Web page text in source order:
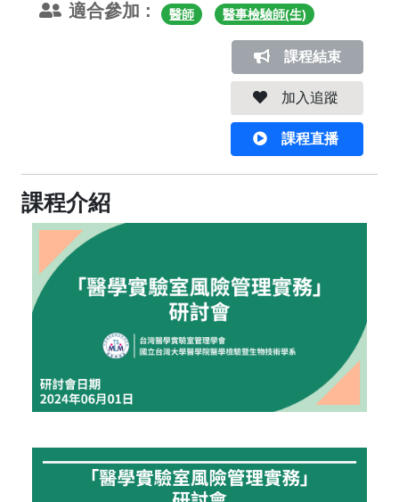
適合參加 :
醫師 醫事檢驗師(生)
課程結束
加入追蹤
課程直播
課程介紹